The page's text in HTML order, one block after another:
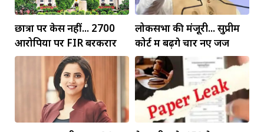
छात्रों पर केस नहीं... 2700
आरोपियों पर FIR बरकरार
लोकसभा की मंजूरी... सुप्रीम
कोर्ट में बढ़ेंगे चार नए जज